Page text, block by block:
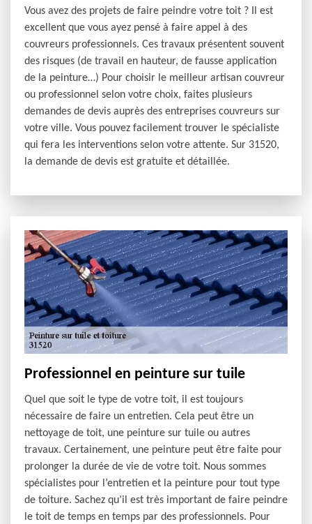
Vous avez des projets de faire peindre votre toit ? Il est
excellent que vous ayez pensé à faire appel à des
couvreurs professionnels. Ces travaux présentent souvent
des risques (de travail en hauteur, de fausse application
de la peinture…) Pour choisir le meilleur artisan couvreur
ou professionnel selon votre choix, faites plusieurs
demandes de devis auprès des entreprises couvreurs sur
votre ville. Vous pouvez facilement trouver le spécialiste
qui fera les interventions selon votre attente. Sur 31520,
la demande de devis est gratuite et détaillée.
Professionnel en peinture sur tuile
Quel que soit le type de votre toit, il est toujours
nécessaire de faire un entretien. Cela peut être un
nettoyage de toit, une peinture sur tuile ou autres
travaux. Certainement, une peinture peut être faite pour
prolonger la durée de vie de votre toit. Nous sommes
spécialistes pour l’entretien et la peinture pour tout type
de toiture. Sachez qu’il est très important de faire peindre
le toit de temps en temps par des professionnels. Pour